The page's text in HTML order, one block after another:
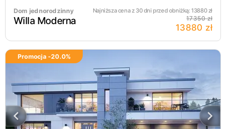
Dom jednorodzinny Najniższa cena z 30 dni przed obniżką:13880zł
Willa Moderna 17350 zł
13880 zł
Promocja -20.0%